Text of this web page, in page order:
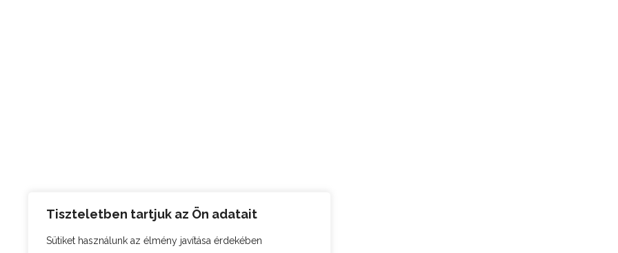
Tiszteletben tartjuk az Ön adatait
Sütiket használunk az élmény javítása érdekében